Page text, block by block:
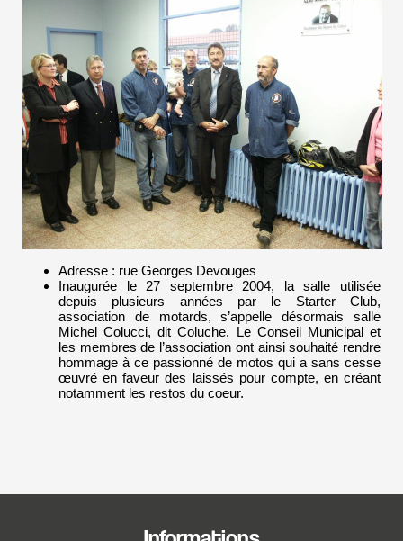
Adresse : rue Georges Devouges
Inaugurée le 27 septembre 2004, la salle utilisée
depuis plusieurs années par le Starter Club,
association de motards, s’appelle désormais salle
Michel Colucci, dit Coluche. Le Conseil Municipal et
les membres de l’association ont ainsi souhaité rendre
hommage à ce passionné de motos qui a sans cesse
œuvré en faveur des laissés pour compte, en créant
notamment les restos du coeur.